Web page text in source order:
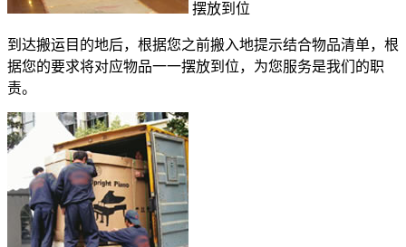
摆放到位
到达搬运目的地后，根据您之前搬入地提示结合物品清单，根
据您的要求将对应物品一一摆放到位，为您服务是我们的职
责。